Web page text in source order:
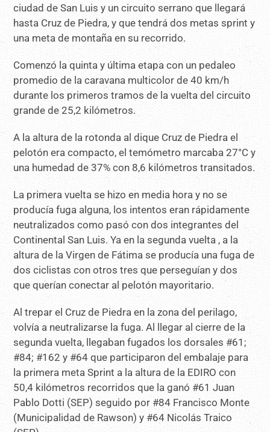
ciudad de San Luis y un circuito serrano que llegará
hasta Cruz de Piedra, y que tendrá dos metas sprint y
una meta de montaña en su recorrido.
Comenzó la quinta y última etapa con un pedaleo
promedio de la caravana multicolor de 40 km/h
durante los primeros tramos de la vuelta del circuito
grande de 25,2 kilómetros.
A la altura de la rotonda al dique Cruz de Piedra el
pelotón era compacto, el temómetro marcaba 27°C y
una humedad de 37% con 8,6 kilómetros transitados.
La primera vuelta se hizo en media hora y no se
producía fuga alguna, los intentos eran rápidamente
neutralizados como pasó con dos integrantes del
Continental San Luis. Ya en la segunda vuelta , a la
altura de la Virgen de Fátima se producía una fuga de
dos ciclistas con otros tres que perseguían y dos
que querían conectar al pelotón mayoritario.
Al trepar el Cruz de Piedra en la zona del perilago,
volvía a neutralizarse la fuga. Al llegar al cierre de la
segunda vuelta, llegaban fugados los dorsales #61;
#84; #162 y #64 que participaron del embalaje para
la primera meta Sprint a la altura de la EDIRO con
50,4 kilómetros recorridos que la ganó #61 Juan
Pablo Dotti (SEP) seguido por #84 Francisco Monte
(Municipalidad de Rawson) y #64 Nicolás Traico